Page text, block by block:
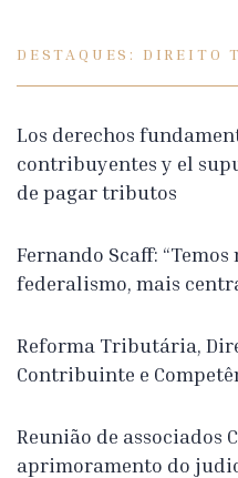
DESTAQUES: DIREITO
Los derechos
contribuyentes y el
de pagar tributos
Fernando Scaff:
federalismo, mais
Reforma Tributária,
Contribuinte e
Reunião de associados
aprimoramento do